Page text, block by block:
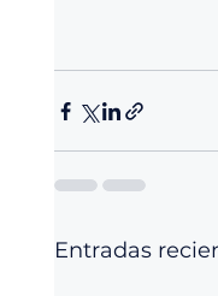
Entradas